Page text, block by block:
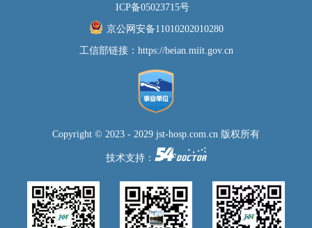
ICP备05023715号
京公网安备11010202010280
工信部链接： https://beian.miit.gov.cn
Copyright © 2023 - 2029 jst-hosp.com.cn 版权所有
技术支持：